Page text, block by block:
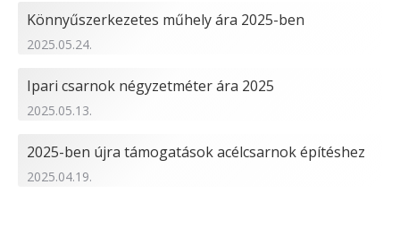
Könnyűszerkezetes műhely ára 2025-ben
2025.05.24.
Ipari csarnok négyzetméter ára 2025
2025.05.13.
2025-ben újra támogatások acélcsarnok építéshez
2025.04.19.